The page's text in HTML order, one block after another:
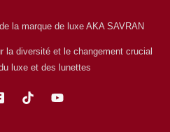
la diversité et le changement crucial
luxe et des lunettes